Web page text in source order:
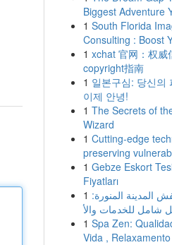
Biggest Adventure
1 South Florida
Consulting : Boost
1 xchat 官网：权威
copyright指南
1 일본구심: 당신의
이제 안녕!
1 The Secrets of
Wizard
1 Cutting-edge
preserving
1 Gebze Eskort
Fiyatları
1 المدينة المنورة:
1 Spa Zen:
Vida ,